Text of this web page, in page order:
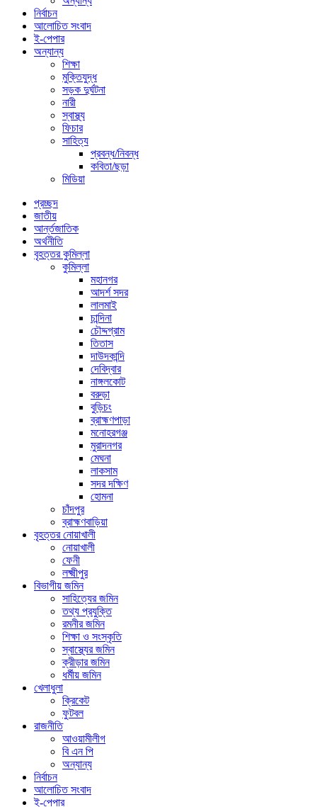
নির্বাচন
আলোচিত সংবাদ
ই-পেপার
অন্যান্য
শিক্ষা
মুক্তিযুদ্ধ
সড়ক দুর্ঘটনা
নারী
স্বাস্থ্য
ফিচার
সাহিত্য
প্রবন্ধ/নিবন্ধ
কবিতা/ছড়া
মিডিয়া
প্রচ্ছদ
জাতীয়
আর্ন্তজাতিক
অর্থনীতি
বৃহত্তর কুমিল্লা
কুমিল্লা
মহানগর
আদর্শ সদর
লালমাই
চান্দিনা
চৌদ্দগ্রাম
তিতাস
দাউদকান্দি
দেবিদ্বার
নাঙ্গলকোট
বরুড়া
বুড়িচং
ব্রাহ্মণপাড়া
মনোহরগঞ্জ
মুরাদনগর
মেঘনা
লাকসাম
সদর দক্ষিণ
হোমনা
চাঁদপুর
ব্রাহ্মণবাড়িয়া
বৃহত্তর নোয়াখালী
নোয়াখালী
ফেনী
লক্ষ্মীপুর
বিভাগীয় জমিন
সাহিত্যের জমিন
তথ্য প্রযুক্তি
রমনীর জমিন
শিক্ষা ও সংস্কৃতি
স্বাস্থ্যের জমিন
ক্রীড়ার জমিন
ধর্মীয় জমিন
খেলাধুলা
ক্রিকেট
ফুটবল
রাজনীতি
আওয়ামীলীগ
বি এন পি
অন্যান্য
নির্বাচন
আলোচিত সংবাদ
ই-পেপার